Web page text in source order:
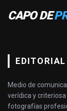
CAPO DE
EDITORIAL
Medio de
verídica y criteriosa
fotografías